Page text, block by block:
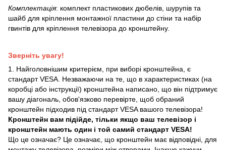
Комплектація: комплект пластикових дюбелів, шурупів та
шайб для кріплення монтажної пластини до стіни та набір
гвинтів для кріплення телевізора до кронштейну.
Зверніть увагу!
1. Найголовнішим критерієм, при виборі кронштейна, є
стандарт VESA. Незважаючи на те, що в характеристиках (на
коробці або інструкції) кронштейна написано, що він підтримує
вашу діагональ, обов'язково перевірте, щоб обраний
кронштейн підходив під стандарт VESA вашого телевізора!
Кронштейн вам підійде, тільки якщо ваш телевізор і
кронштейн мають один і той самий стандарт VESA!
Що це означає? Це означає, що кронштейн має відповідні, для